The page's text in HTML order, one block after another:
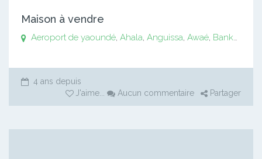
Maison à vendre
Aeroport de yaoundé, Ahala, Anguissa, Awaé, Bankomo
4 ans depuis
J'aime ... Aucun commentaire Partager